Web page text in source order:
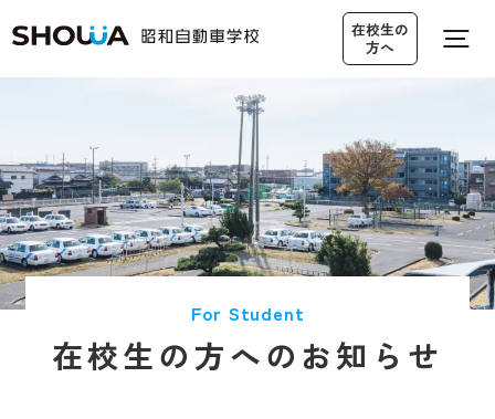
無料送迎バス アクセス 営業カレンダー
仮入校申し込み
在校生の
方へ
For Student
在校生の方へのお知らせ